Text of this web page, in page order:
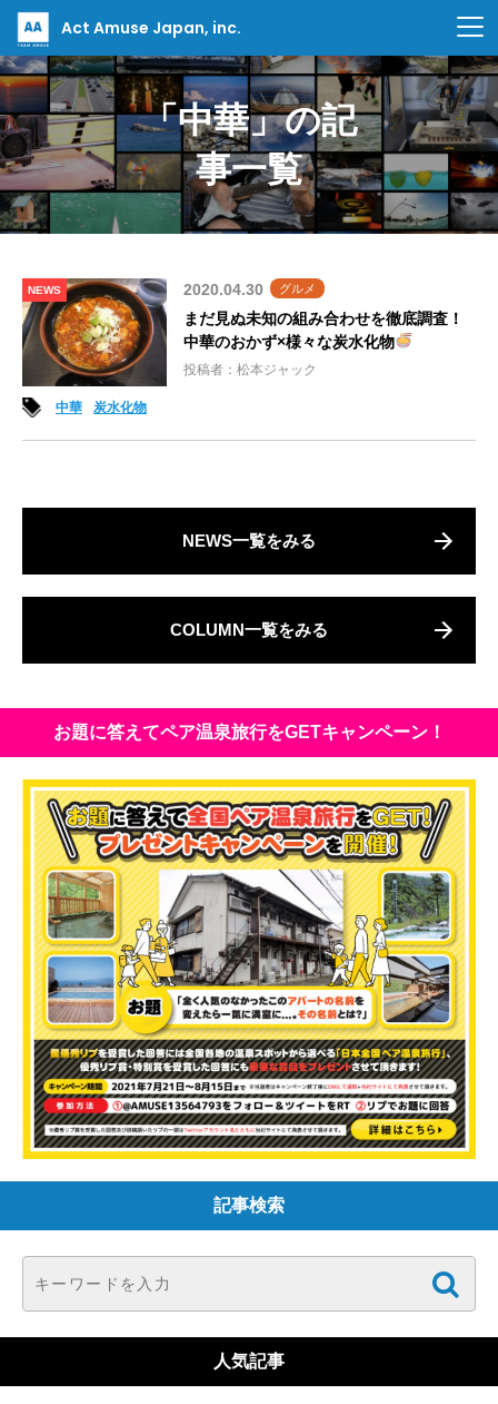
Act Amuse Japan, inc.
「中華」の記
事一覧
NEWS 2020.04.30 グルメ
まだ見ぬ未知の組み合わせを徹底調査！
中華のおかず×様々な炭水化物
投稿者：松本ジャック
中華 炭水化物
NEWS一覧をみる
COLUMN一覧をみる
お題に答えてペア温泉旅行をGETキャンペーン！
記事検索
人気記事